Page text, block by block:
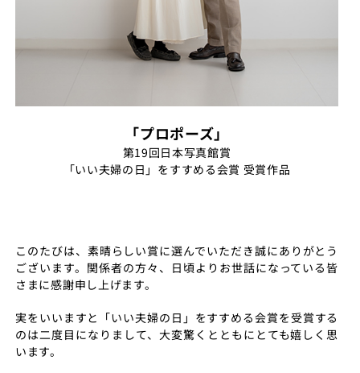
「プロポーズ」
第19回日本写真館賞
「いい夫婦の日」をすすめる会賞 受賞作品
このたびは、素晴らしい賞に選んでいただき誠にありがとう
ございます。関係者の方々、日頃よりお世話になっている皆
さまに感謝申し上げます。
実をいいますと「いい夫婦の日」をすすめる会賞を受賞する
のは二度目になりまして、大変驚くとともにとても嬉しく思
います。